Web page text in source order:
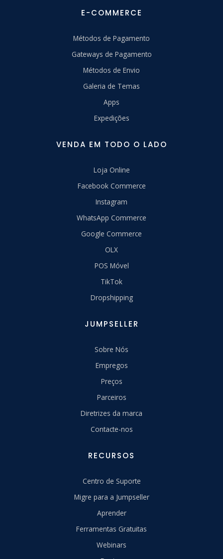
E-COMMERCE
Métodos de Pagamento
Gateways de Pagamento
Métodos de Envio
Galeria de Temas
Apps
Expedições
VENDA EM TODO O LADO
Loja Online
Facebook Commerce
Instagram
WhatsApp Commerce
Google Commerce
OLX
POS Móvel
TikTok
Dropshipping
JUMPSELLER
Sobre Nós
Empregos
Preços
Parceiros
Diretrizes da marca
Contacte-nos
RECURSOS
Centro de Suporte
Migre para a Jumpseller
Aprender
Ferramentas Gratuitas
Webinars